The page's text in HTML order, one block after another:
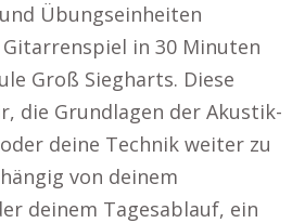
Übungseinheiten
in 30 Minuten
Groß Siegharts. Diese
die Grundlagen der Akustik-
deine Technik weiter zu
von deinem
deinem Tagesablauf, ein